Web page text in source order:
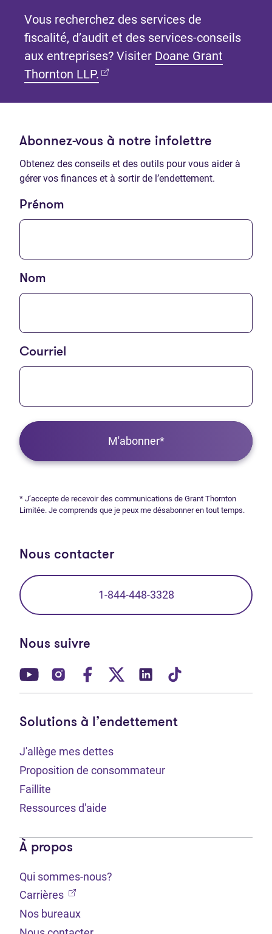
Vous recherchez des services de
fiscalité, d’audit et des services-conseils
aux entreprises? Visiter Doane Grant
Thornton LLP. (Ouvre dans un nouvel onglet)
Abonnez-vous à notre infolettre
Obtenez des conseils et des outils pour vous aider à
gérer vos finances et à sortir de l’endettement.
Prénom
Nom
Courriel
M'abonner*
* J’accepte de recevoir des communications de Grant Thornton
Limitée. Je comprends que je peux me désabonner en tout temps.
Nous contacter
1-844-448-3328
Nous suivre
(Ouvre dans un nouvel onglet)
(Ouvre dans un nouvel onglet)
(Ouvre dans un nouvel onglet)
(Ouvre dans un nouvel
(Ouvre dans un
Solutions à l’endettement
J'allège mes dettes
Proposition de consommateur
Faillite
Ressources d'aide
À propos
Qui sommes-nous?
Carrières (Ouvre dans un nouvel onglet)
Nos bureaux